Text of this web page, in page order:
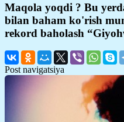
Maqola yoqdi ? Bu
bilan baham ko'rish
rekord baholash
Post navigatsiya